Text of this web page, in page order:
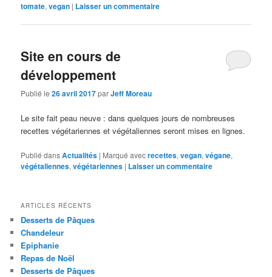
tomate,vegan | Laisser un commentaire
Site en cours de
développement
Publié le26 avril 2017parJeff Moreau
Le site fait peau neuve : dans quelques jours de nombreuses
recettes végétariennes et végétaliennes seront mises en lignes.
Publié dansActualités | Marqué avecrecettes,vegan,végane,
végétaliennes,végétariennes | Laisser un commentaire
ARTICLES RÉCENTS
Desserts de Pâques
Chandeleur
Epiphanie
Repas de Noël
Desserts de Pâques